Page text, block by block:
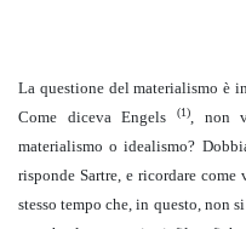
La questione del materialismo è
Come diceva Engels
(1), non
materialismo o idealismo?
risponde Sartre, e ricordare
stesso tempo che, in questo, non